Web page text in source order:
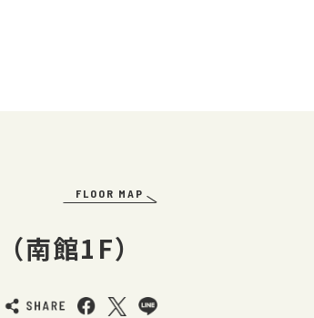
FLOOR MAP
南館1F）